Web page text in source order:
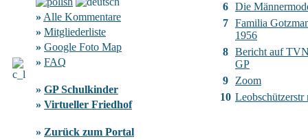
» Alle Kommentare
» Mitgliederliste
» Google Foto Map
» FAQ
» GP Schulkinder
» Virtueller Friedhof
» Zurück zum Portal
6 Die
7 Familia
1956
8 Bericht auf
GP
9
Zoom
10 Leobschützerstr